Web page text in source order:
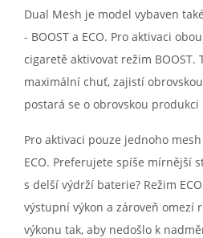
Dual Mesh je model vybaven
- BOOST a ECO. Pro aktivaci
cigaretě aktivovat režim BOOST.
maximální chuť, zajistí
postará se o obrovskou produkci
Pro aktivaci pouze jednoho
ECO. Preferujete spíše mírnější
s delší výdrží baterie? Režim
výstupní výkon a zároveň omezí
výkonu tak, aby nedošlo k